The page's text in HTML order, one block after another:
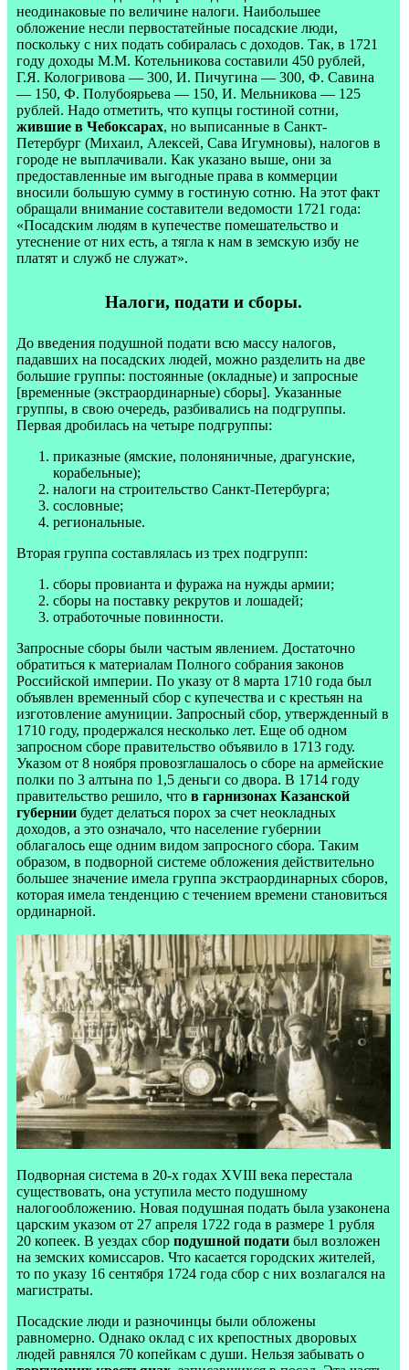
неодинаковые по величине налоги. Наибольшее
обложение несли первостатейные посадские люди,
поскольку с них подать собиралась с доходов. Так, в 1721
году доходы М.М. Котельникова составили 450 рублей,
Г.Я. Кологривова — 300, И. Пичугина — 300, Ф. Савина
— 150, Ф. Полубоярьева — 150, И. Мельникова — 125
рублей. Надо отметить, что купцы гостиной сотни,
жившие в Чебоксарах, но выписанные в Санкт-
Петербург (Михаил, Алексей, Сава Игумновы), налогов в
городе не выплачивали. Как указано выше, они за
предоставленные им выгодные права в коммерции
вносили большую сумму в гостиную сотню. На этот факт
обращали внимание составители ведомости 1721 года:
«Посадским людям в купечестве помешательство и
утеснение от них есть, а тягла к нам в земскую избу не
платят и служб не служат».
Налоги, подати и сборы.
До введения подушной подати всю массу налогов,
падавших на посадских людей, можно разделить на две
большие группы: постоянные (окладные) и запросные
[временные (экстраординарные) сборы]. Указанные
группы, в свою очередь, разбивались на подгруппы.
Первая дробилась на четыре подгруппы:
приказные (ямские, полоняничные, драгунские,
корабельные);
налоги на строительство Санкт-Петербурга;
сословные;
региональные.
Вторая группа составлялась из трех подгрупп:
сборы провианта и фуража на нужды армии;
сборы на поставку рекрутов и лошадей;
отработочные повинности.
Запросные сборы были частым явлением. Достаточно
обратиться к материалам Полного собрания законов
Российской империи. По указу от 8 марта 1710 года был
объявлен временный сбор с купечества и с крестьян на
изготовление амуниции. Запросный сбор, утвержденный в
1710 году, продержался несколько лет. Еще об одном
запросном сборе правительство объявило в 1713 году.
Указом от 8 ноября провозглашалось о сборе на армейские
полки по 3 алтына по 1,5 деньги со двора. В 1714 году
правительство решило, что в гарнизонах Казанской
губернии будет делаться порох за счет неокладных
доходов, а это означало, что население губернии
облагалось еще одним видом запросного сбора. Таким
образом, в подворной системе обложения действительно
большее значение имела группа экстраординарных сборов,
которая имела тенденцию с течением времени становиться
ординарной.
Подворная система в 20-х годах XVIII века перестала
существовать, она уступила место подушному
налогообложению. Новая подушная подать была узаконена
царским указом от 27 апреля 1722 года в размере 1 рубля
20 копеек. В уездах сбор подушной подати был возложен
на земских комиссаров. Что касается городских жителей,
то по указу 16 сентября 1724 года сбор с них возлагался на
магистраты.
Посадские люди и разночинцы были обложены
равномерно. Однако оклад с их крепостных дворовых
людей равнялся 70 копейкам с души. Нельзя забывать о